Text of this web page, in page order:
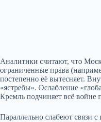
Аналитики считают, что
ограниченные права
постепенно её вытесняет.
«ястребы». Ослабление
Кремль подчиняет всё войне
Параллельно слабеют связи